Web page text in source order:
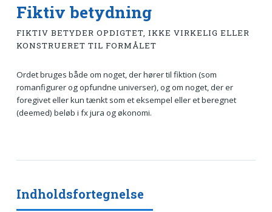
Fiktiv betydning
FIKTIV BETYDER OPDIGTET, IKKE VIRKELIG ELLER
KONSTRUERET TIL FORMÅLET
Ordet bruges både om noget, der hører til fiktion (som
romanfigurer og opfundne universer), og om noget, der er
foregivet eller kun tænkt som et eksempel eller et beregnet
(deemed) beløb i fx jura og økonomi.
Indholdsfortegnelse